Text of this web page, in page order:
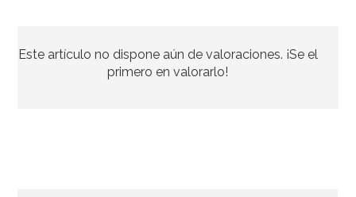
37,95€ 33,39€
Este artículo no dispone aún de valoraciones. ¡Se el
primero en valorarlo!